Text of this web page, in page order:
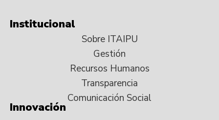
Institucional
Sobre ITAIPU
Gestión
Recursos Humanos
Transparencia
Comunicación Social
Innovación